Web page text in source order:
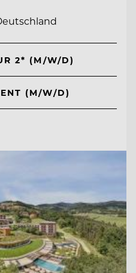
2* (M/W/D)
(M/W/D)